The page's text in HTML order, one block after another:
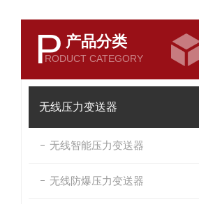
P 产品分类
RODUCT CATEGORY
无线压力变送器
无线智能压力变送器
无线防爆压力变送器